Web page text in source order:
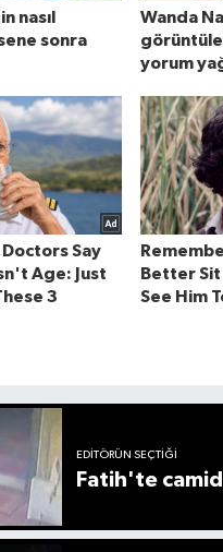
EDITÖRÜN SEÇTIĞI
Fatih'te